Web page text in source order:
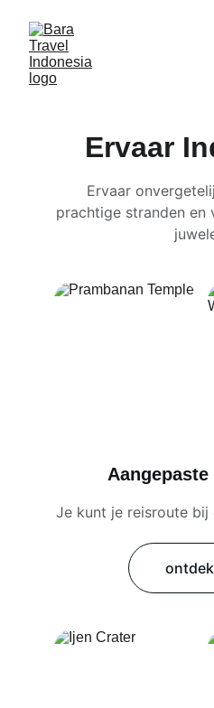
Ervaar
Ervaar
prachtige stranden en
Je kunt je reisroute bij